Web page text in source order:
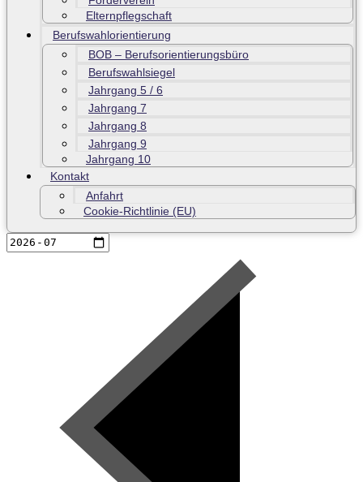
Elternpflegschaft
Berufswahlorientierung
BOB – Berufsorientierungsbüro
Berufswahlsiegel
Jahrgang 5 / 6
Jahrgang 7
Jahrgang 8
Jahrgang 9
Jahrgang 10
Kontakt
Anfahrt
Cookie-Richtlinie (EU)